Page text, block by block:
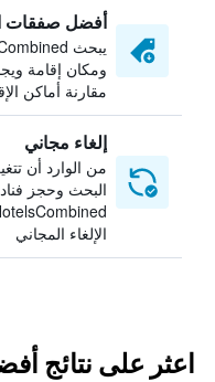
أفضل صفقات
ومكان إقامة
مقارنة أماكن
إلغاء مجاني
من الوارد أن
البحث وحجز
الإلغاء المجاني
اعثر على نتائج